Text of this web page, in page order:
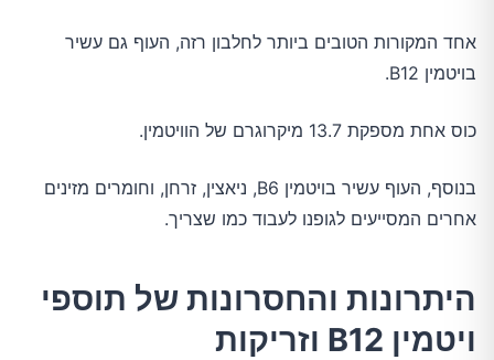
אחד המקורות הטובים ביותר לחלבון רזה, העוף גם עשיר
בויטמין B12.
כוס אחת מספקת 13.7 מיקרוגרם של הוויטמין.
בנוסף, העוף עשיר בויטמין B6, ניאצין, זרחן, וחומרים מזינים
אחרים המסייעים לגופנו לעבוד כמו שצריך.
היתרונות והחסרונות של תוספי
ויטמין B12 וזריקות